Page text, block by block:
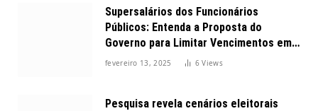
Supersalários dos Funcionários
Públicos: Entenda a Proposta do
Governo para Limitar Vencimentos em
2025
fevereiro 13, 2025 6Views
Pesquisa revela cenários eleitorais